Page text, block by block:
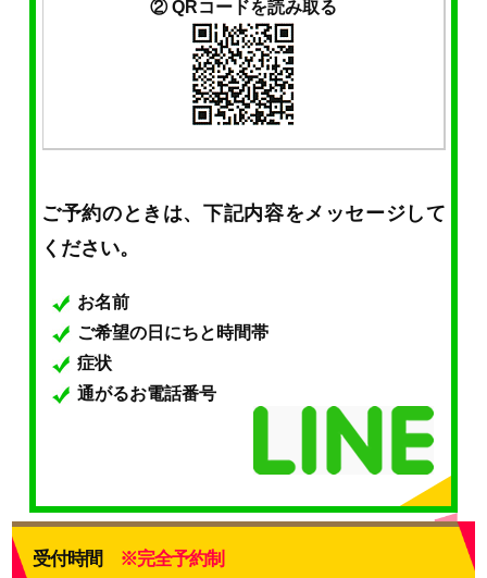
② QRコードを読み取る
ご予約のときは、下記内容をメッセージして
ください。
お名前
ご希望の日にちと時間帯
症状
通がるお電話番号
受付時間 ※完全予約制